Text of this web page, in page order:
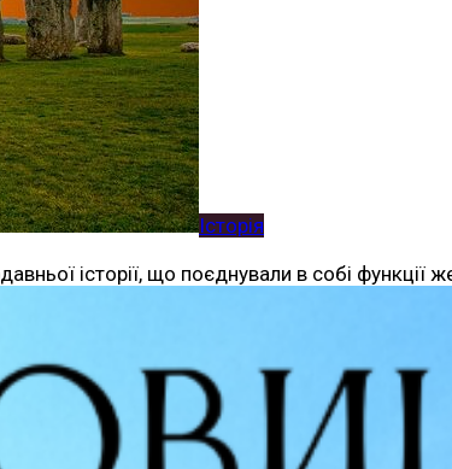
Історія
історії, що поєднували в собі функції